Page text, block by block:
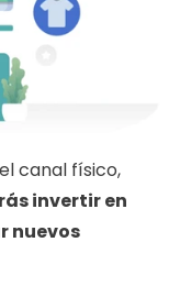
canal físico,
invertir en
nuevos